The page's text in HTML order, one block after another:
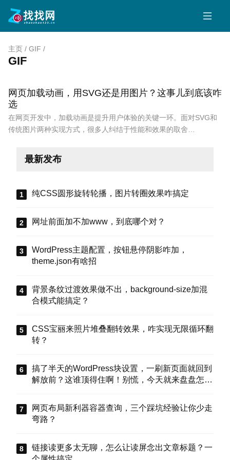
主页 / GIF /
GIF
网页加载动画，用SVG还是用图片？这事儿到底该咋
选
在网页开发中，加载动画是提升用户体验的关键一环。面对SVG和
传统图片两种实现方式，很多人纠结于性能和效果的取舍…
最新发布
纯CSS圆形旋转轮播，图片转圈效果咋搞定
网址前面加不加www，到底哪个对？
WordPress主题配置，按钮悬停阴影咋加，
theme.json有啥招
背景条纹过渡效果做不出，background-size加混
合模式能搞定？
CSS宝丽来照片堆叠翻转效果，咋实现无限循环翻
转？
搞了半天的WordPress块设置，一刷新页面就回到
解放前？这谁顶得住啊！别慌，今天就来盘盘怎么
车”。
网页布局新利器容器查询，三个踩坑经验让你少走
弯路？
链接读更多太无聊，怎么让读屏念出文章标题？一